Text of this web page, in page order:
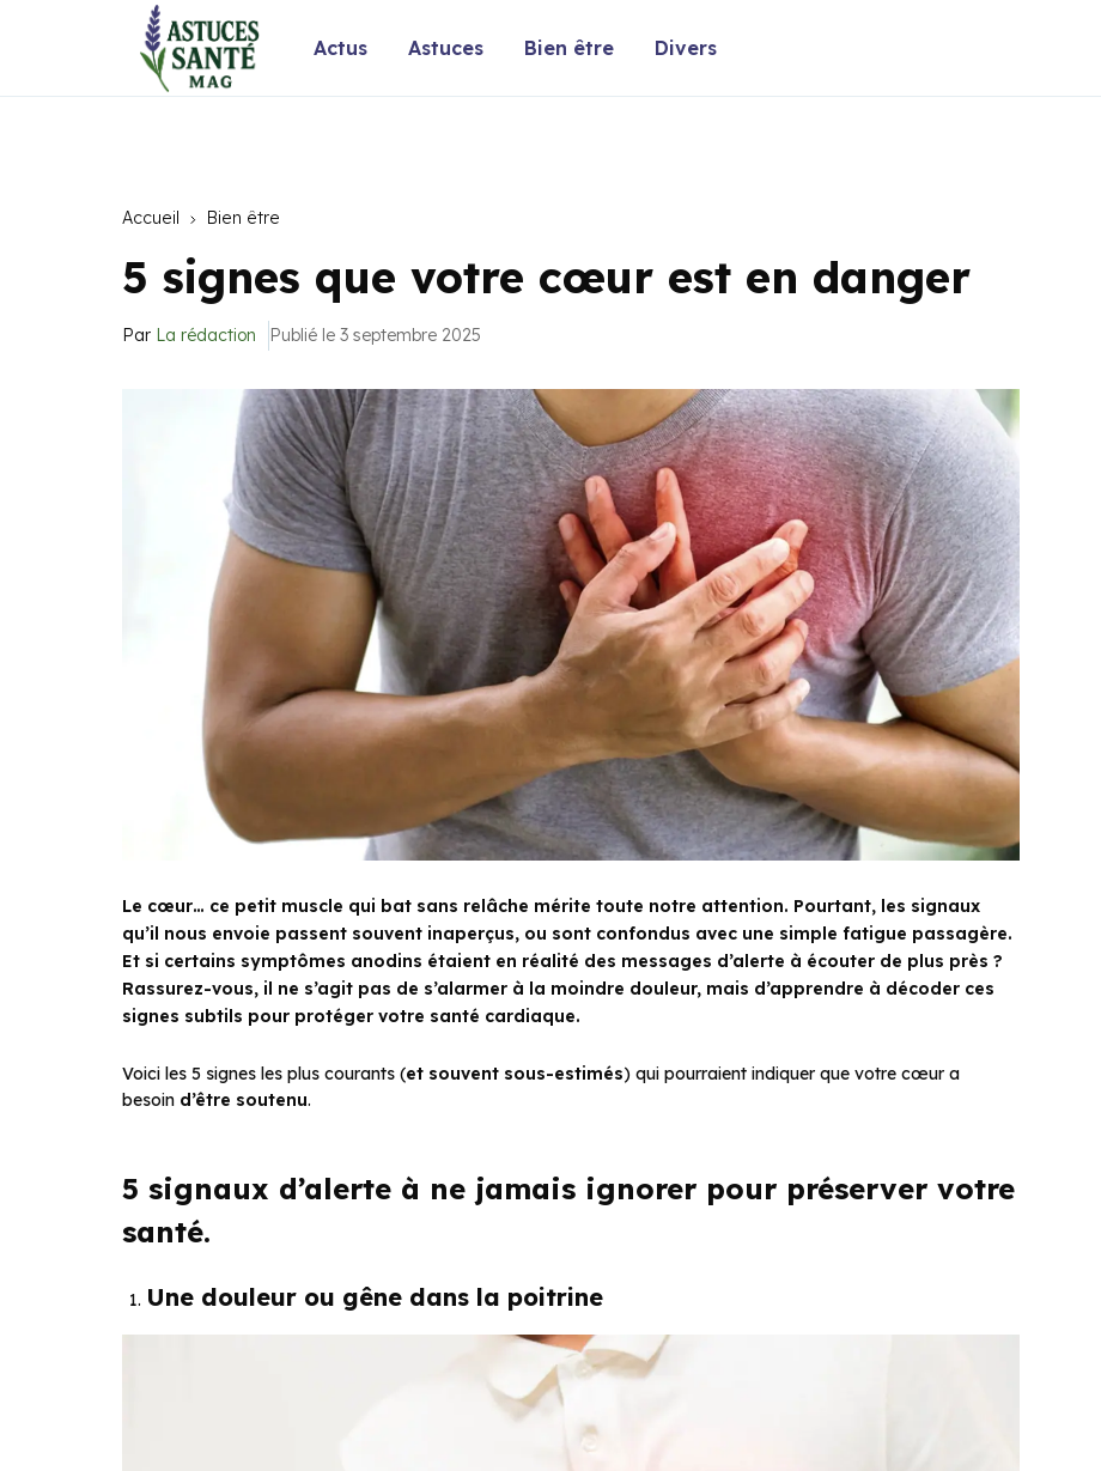
Actus Astuces Bien être Divers
Accueil Bien être
5 signes que votre cœur est en danger
Par La rédaction Publié le 3 septembre 2025
Le cœur… ce petit muscle qui bat sans relâche mérite toute notre attention. Pourtant, les signaux
qu’il nous envoie passent souvent inaperçus, ou sont confondus avec une simple fatigue passagère.
Et si certains symptômes anodins étaient en réalité des messages d’alerte à écouter de plus près ?
Rassurez-vous, il ne s’agit pas de s’alarmer à la moindre douleur, mais d’apprendre à décoder ces
signes subtils pour protéger votre santé cardiaque.
Voici les 5 signes les plus courants (et souvent sous-estimés) qui pourraient indiquer que votre cœur a
besoin d’être soutenu.
5 signaux d’alerte à ne jamais ignorer pour préserver votre
santé.
Une douleur ou gêne dans la poitrine